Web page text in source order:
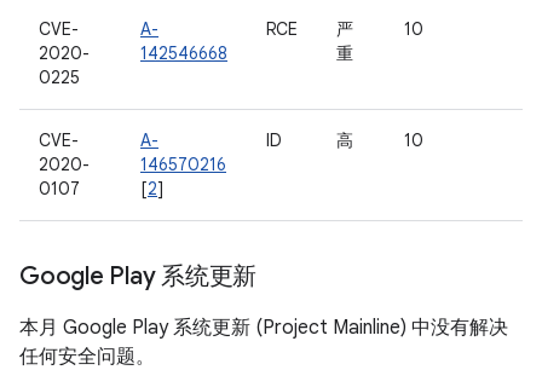
CVE-
2020-
0225
A-
142546668
RCE
严
重
10
CVE-
2020-
0107
A-
146570216
[2]
ID 高 10
Google Play 系统更新
本月 Google Play 系统更新 (Project Mainline) 中没有解决
任何安全问题。